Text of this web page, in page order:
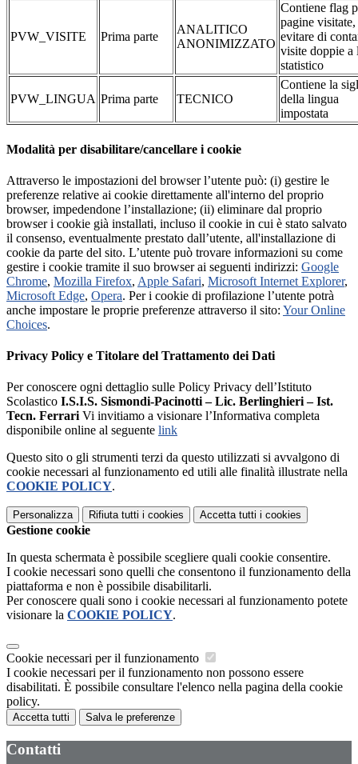
PVW_VISITE Prima parte
ANALITICO
ANONIMIZZATO
Contiene flag
pagine visitate,
evitare di
visite doppie a
statistico
PVW_LINGUA Prima parte TECNICO
Contiene la
della lingua
impostata
Modalità per disabilitare/cancellare i cookie
Attraverso le impostazioni del browser l’utente può: (i) gestire le
preferenze relative ai cookie direttamente all'interno del proprio
browser, impedendone l’installazione; (ii) eliminare dal proprio
browser i cookie già installati, incluso il cookie in cui è stato salvato
il consenso, eventualmente prestato dall’utente, all'installazione di
cookie da parte del sito. L’utente può trovare informazioni su come
gestire i cookie tramite il suo browser ai seguenti indirizzi: Google
Chrome, Mozilla Firefox, Apple Safari, Microsoft Internet Explorer,
Microsoft Edge, Opera. Per i cookie di profilazione l’utente potrà
anche impostare le proprie preferenze attraverso il sito: Your Online
Choices.
Privacy Policy e Titolare del Trattamento dei Dati
Per conoscere ogni dettaglio sulle Policy Privacy dell’Istituto
Scolastico I.S.I.S. Sismondi-Pacinotti – Lic. Berlinghieri – Ist.
Tecn. FerrariVi invitiamo a visionare l’Informativa completa
disponibile online al seguente link
Questo sito o gli strumenti terzi da questo utilizzati si avvalgono di
cookie necessari al funzionamento ed utili alle finalità illustrate nella
COOKIE POLICY.
Personalizza Rifiuta tutti i cookies Accetta tutti i cookies
Gestione cookie
In questa schermata è possibile scegliere quali cookie consentire.
I cookie necessari sono quelli che consentono il funzionamento della
piattaforma e non è possibile disabilitarli.
Per conoscere quali sono i cookie necessari al funzionamento potete
visionare la COOKIE POLICY.
Cookie necessari per il funzionamento
I cookie necessari per il funzionamento non possono essere
disabilitati. È possibile consultare l'elenco nella pagina della cookie
policy.
Accetta tutti Salva le preferenze
Contatti